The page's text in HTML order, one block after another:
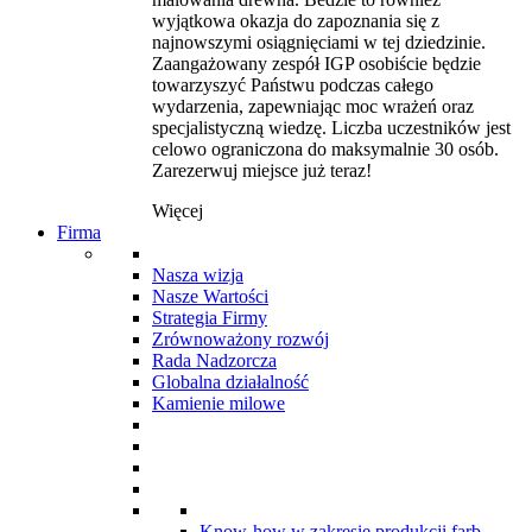
wyjątkowa okazja do zapoznania się z
najnowszymi osiągnięciami w tej dziedzinie.
Zaangażowany zespół IGP osobiście będzie
towarzyszyć Państwu podczas całego
wydarzenia, zapewniając moc wrażeń oraz
specjalistyczną wiedzę. Liczba uczestników jest
celowo ograniczona do maksymalnie 30 osób.
Zarezerwuj miejsce już teraz!
Więcej
Firma
Nasza wizja
Nasze Wartości
Strategia Firmy
Zrównoważony rozwój
Rada Nadzorcza
Globalna działalność
Kamienie milowe